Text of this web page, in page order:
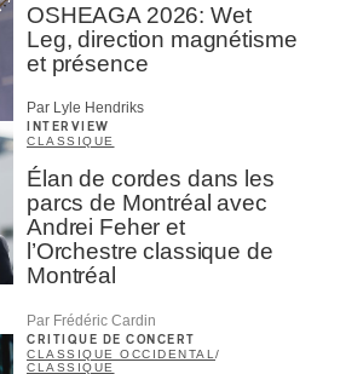
OSHEAGA 2026: Wet
Leg, direction magnétisme
et présence
Par Lyle Hendriks
INTERVIEW
CLASSIQUE
Élan de cordes dans les
parcs de Montréal avec
Andrei Feher et
l’Orchestre classique de
Montréal
Par Frédéric Cardin
CRITIQUE DE CONCERT
CLASSIQUE OCCIDENTAL /
CLASSIQUE